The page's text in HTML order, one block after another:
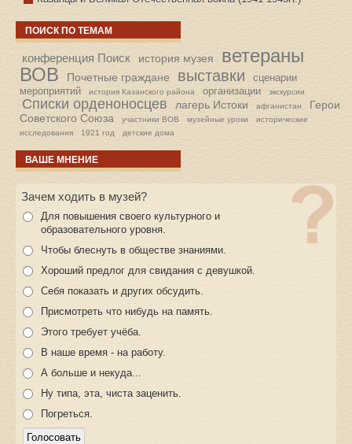
ПОИСК ПО ТЕМАМ
конференция Поиск история музея
ветераны
ВОВ
Почетные граждане выставки
сценарии
мероприятий
история Казанского района организации экскурсии
Списки орденоносцев лагерь Истоки афганистан
Герои
Советского Союза
участники ВОВ музейные уроки
исторические
исследования
1921 год детские дома
ВАШЕ МНЕНИЕ
Зачем ходить в музей?
Для повышения своего культурного и
образовательного уровня.
Чтобы блеснуть в обществе знаниями.
Хороший предлог для свидания с девушкой.
Себя показать и других обсудить.
Присмотреть что нибудь на память.
Этого требует учёба.
В наше время - на работу.
А больше и некуда...
Ну типа, эта, чиста заценить.
Погреться.